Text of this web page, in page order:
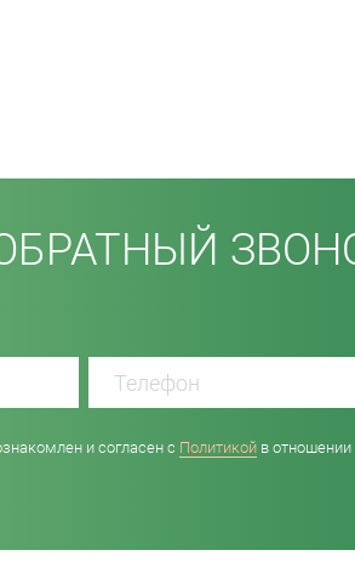
и согласен с Политикой в